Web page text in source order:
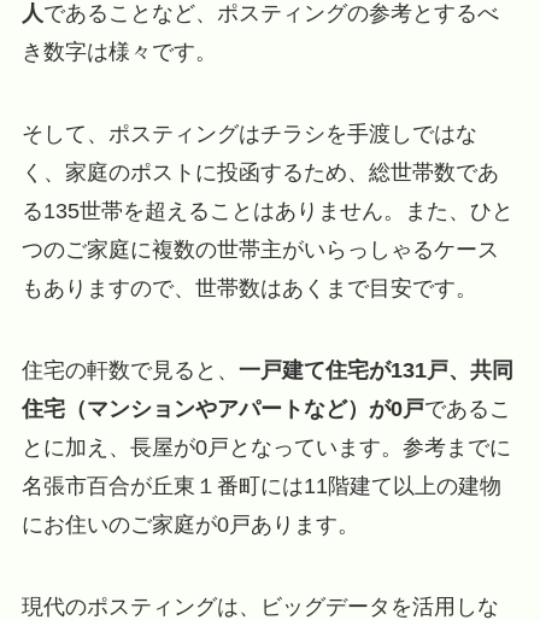
人であることなど、ポスティングの参考とするべ
き数字は様々です。
そして、ポスティングはチラシを手渡しではな
く、家庭のポストに投函するため、総世帯数であ
る135世帯を超えることはありません。また、ひと
つのご家庭に複数の世帯主がいらっしゃるケース
もありますので、世帯数はあくまで目安です。
住宅の軒数で見ると、 一戸建て住宅が131戸、共同
住宅（マンションやアパートなど）が0戸であるこ
とに加え、長屋が0戸となっています。参考までに
名張市百合が丘東１番町には11階建て以上の建物
にお住いのご家庭が0戸あります。
現代のポスティングは、ビッグデータを活用しな